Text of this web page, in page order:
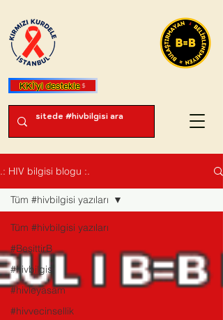
KKİ'yi destekle
.: HIV bilgisi blogu :.
Tüm #hivbilgisi yazıları
#BeşittirB
#hivbilgisi
#hivleyasam
#hivvecinsellik
Tüm #hivbilgisi yazıları